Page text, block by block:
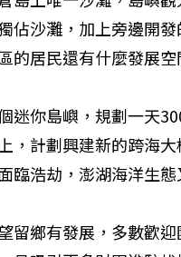
佔沙灘，加上旁邊開
的居民還有什麼發展空
迷你島嶼，規劃一天
，計劃興建新的跨海
臨浩劫，澎湖海洋生態
留鄉有發展，多數歡